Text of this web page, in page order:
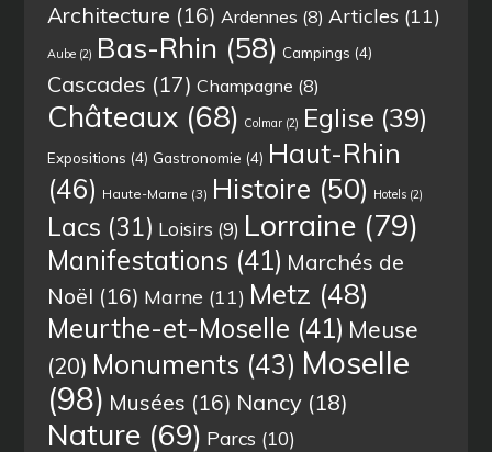
Architecture (16) Ardennes (8) Articles (11)
Aube (2) Bas-Rhin (58) Campings (4)
Cascades (17) Champagne (8)
Châteaux (68) Colmar (2) Eglise (39)
Expositions (4) Gastronomie (4) Haut-Rhin
(46) Haute-Marne (3) Histoire (50) Hotels (2)
Lacs (31) Loisirs (9) Lorraine (79)
Manifestations (41) Marchés de
Noël (16) Marne (11) Metz (48)
Meurthe-et-Moselle (41) Meuse
(20) Monuments (43) Moselle
(98) Musées (16) Nancy (18)
Nature (69) Parcs (10)